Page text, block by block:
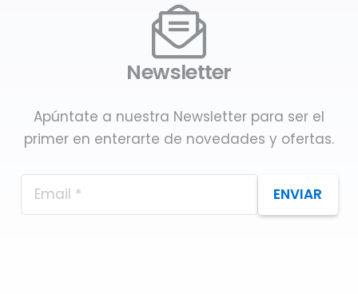
Newsletter
Apúntate a nuestra Newsletter para ser el
primer en enterarte de novedades y ofertas.
ENVIAR